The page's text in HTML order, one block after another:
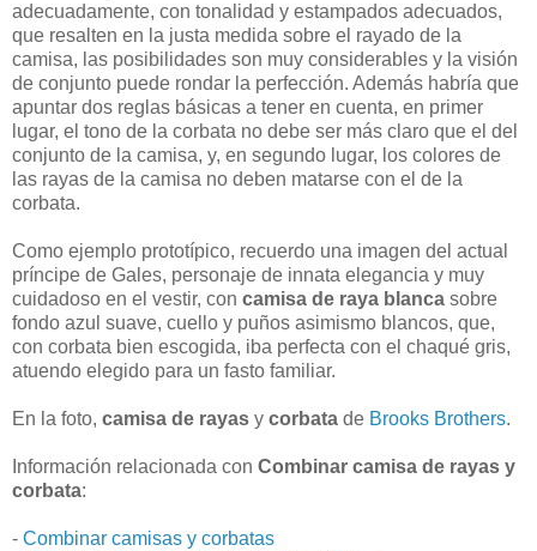
adecuadamente, con tonalidad y estampados adecuados,
que resalten en la justa medida sobre el rayado de la
camisa, las posibilidades son muy considerables y la visión
de conjunto puede rondar la perfección. Además habría que
apuntar dos reglas básicas a tener en cuenta, en primer
lugar, el tono de la corbata no debe ser más claro que el del
conjunto de la camisa, y, en segundo lugar, los colores de
las rayas de la camisa no deben matarse con el de la
corbata.
Como ejemplo prototípico, recuerdo una imagen del actual
príncipe de Gales, personaje de innata elegancia y muy
cuidadoso en el vestir, con camisa de raya blanca sobre
fondo azul suave, cuello y puños asimismo blancos, que,
con corbata bien escogida, iba perfecta con el chaqué gris,
atuendo elegido para un fasto familiar.
En la foto, camisa de rayas y corbata de Brooks Brothers.
Información relacionada con Combinar camisa de rayas y
corbata:
- Combinar camisas y corbatas